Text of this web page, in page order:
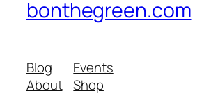
bonthegreen.com
Blog
About
Events
Shop